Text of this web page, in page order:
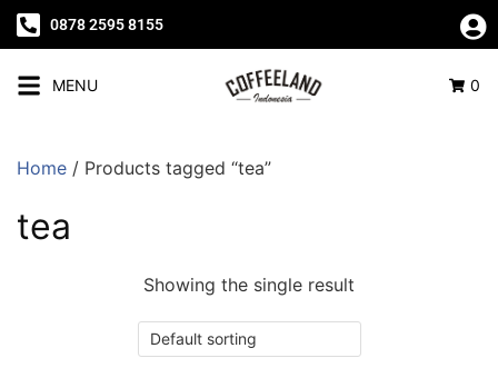
0878 2595 8155
MENU 0
Home / Products tagged “tea”
tea
Showing the single result